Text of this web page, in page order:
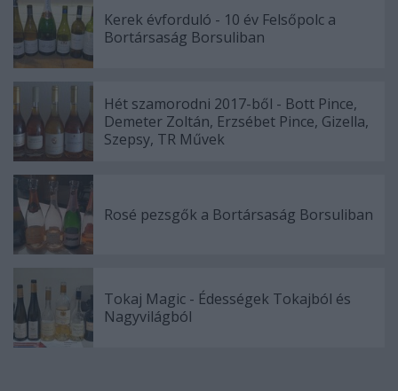
Kerek évforduló - 10 év Felsőpolc a
Bortársaság Borsuliban
Hét szamorodni 2017-ből - Bott Pince,
Demeter Zoltán, Erzsébet Pince, Gizella,
Szepsy, TR Művek
Rosé pezsgők a Bortársaság Borsuliban
Tokaj Magic - Édességek Tokajból és
Nagyvilágból